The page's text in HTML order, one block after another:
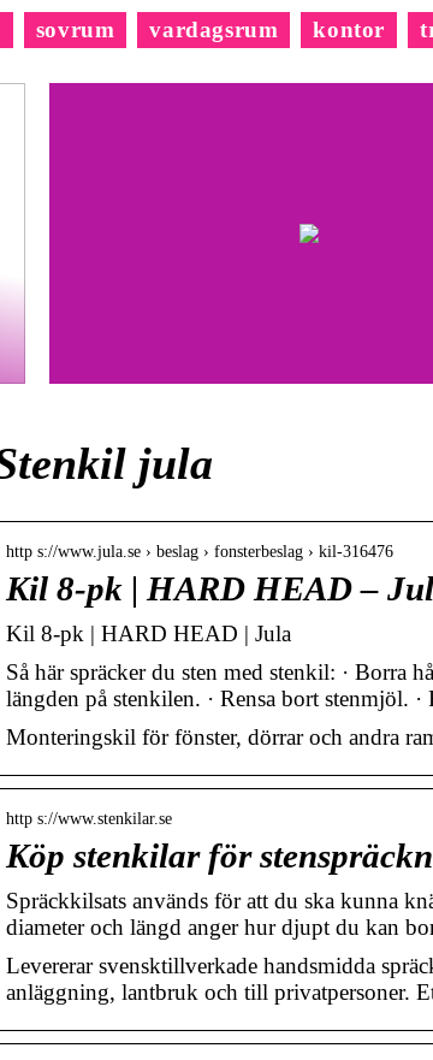
sovrum vardagsrum kontor
jula
http s://www.jula.se › beslag › fonsterbeslag › kil-316476
Kil 8-pk | HARD HEAD –
Kil 8-pk | HARD HEAD | Jula
Så här spräcker du sten med stenkil: · Borra
längden på stenkilen. · Rensa bort stenmjöl.
Monteringskil för fönster, dörrar och andra
http s://www.stenkilar.se
Köp stenkilar för
Spräckkilsats används för att du ska kunna
diameter och längd anger hur djupt du kan
Levererar svensktillverkade handsmidda
anläggning, lantbruk och till privatpersoner.